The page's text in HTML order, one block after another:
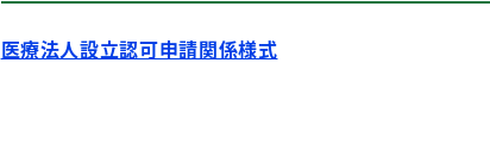
医療法人設立認可申請関係様式